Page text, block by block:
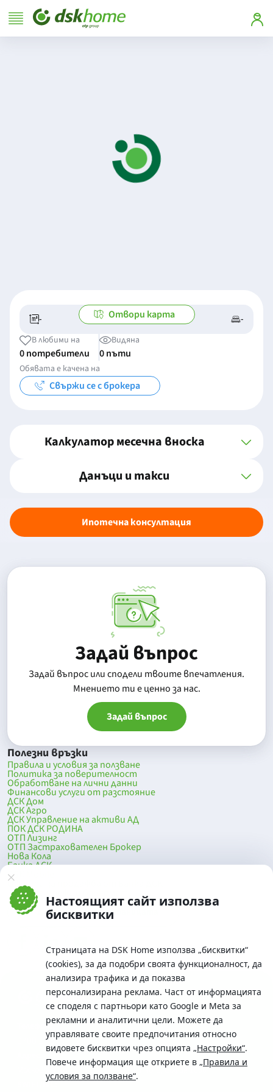
Настоящият сайт използва
бисквитки
Страницата на DSK Home използва „бисквитки“
(cookies), за да подобри своята функционалност, да
анализира трафика и да показва
персонализирана реклама. Част от информацията
се споделя с партньори като Google и Meta за
рекламни и аналитични цели. Можете да
управлявате своите предпочитания относно
видовете бисквитки чрез опцията „Настройки“.
Повече информация ще откриете в „Правила и
условия за ползване“.
- -/- -
Отвори карта
В любими на
0 потребители
Видяна
0 пъти
Обявата е качена на
Свържи се с брокера
Калкулатор месечна вноска
Данъци и такси
Ипотечна консултация
Задай въпрос
Задай въпрос или сподели твоите впечатления.
Mнението ти е ценно за нас.
Задай въпрос
Полезни връзки
Правила и условия за ползване
Политика за поверителност
Обработване на лични данни
Финансови услуги от разстояние
ДСК Дом
ДСК Агро
ДСК Управление на активи АД
ПОК ДСК РОДИНА
ОТП Лизинг
ОТП Застрахователен Брокер
Нова Кола
Банка ДСК
DSK Mobile
Оферти за продажба от Банка ДСК
Клонова мрежа и банкомати
До началото на страницата
Телефон:
0700 10 375 / *2375
Московска No.19 / ул. Г. Бенковски No. 5, София 1036
SWIFT/BIC: